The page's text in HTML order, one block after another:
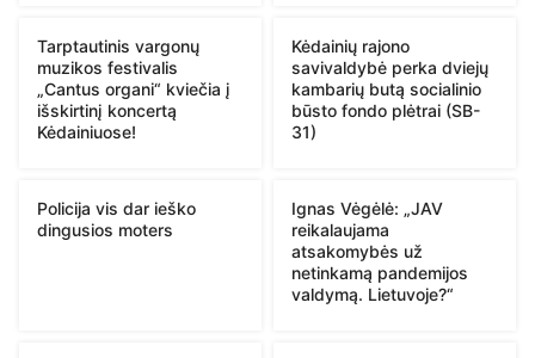
Tarptautinis vargonų
muzikos festivalis
„Cantus organi“ kviečia į
išskirtinį koncertą
Kėdainiuose!
Kėdainių rajono
savivaldybė perka dviejų
kambarių butą socialinio
būsto fondo plėtrai (SB-
31)
Policija vis dar ieško
dingusios moters
Ignas Vėgėlė: „JAV
reikalaujama
atsakomybės už
netinkamą pandemijos
valdymą. Lietuvoje?“